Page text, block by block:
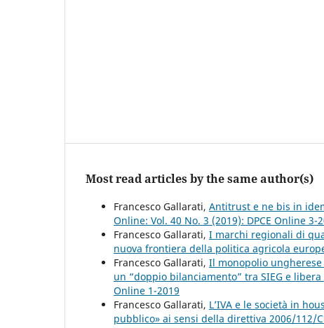
Most read articles by the same author(s)
Francesco Gallarati, Antitrust e ne bis in
Online: Vol. 40 No. 3 (2019): DPCE Online 3-
Francesco Gallarati, I marchi regionali di
nuova frontiera della politica agricola
Francesco Gallarati, Il monopolio
un “doppio bilanciamento” tra SIEG e
Online 1-2019
Francesco Gallarati, L’IVA e le società in
pubblico» ai sensi della direttiva 2006/112/